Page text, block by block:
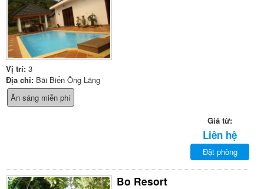
Vị trí: 3
Địa chỉ: Bãi Biển Ông Lãng
Ăn sáng miễn phí
Giá từ:
Liên hệ
Đặt phòng
Bo Resort